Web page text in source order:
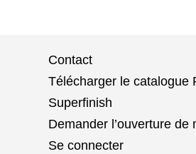
Contact
Télécharger le catalogue
Superfinish
Demander l’ouverture de
Se connecter